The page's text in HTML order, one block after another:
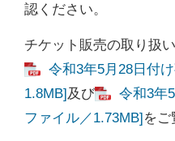
認ください。
チケット販売の取り扱
令和3年5月28日付
1.8MB]及び
令和3年
ファイル／1.73MB]をご